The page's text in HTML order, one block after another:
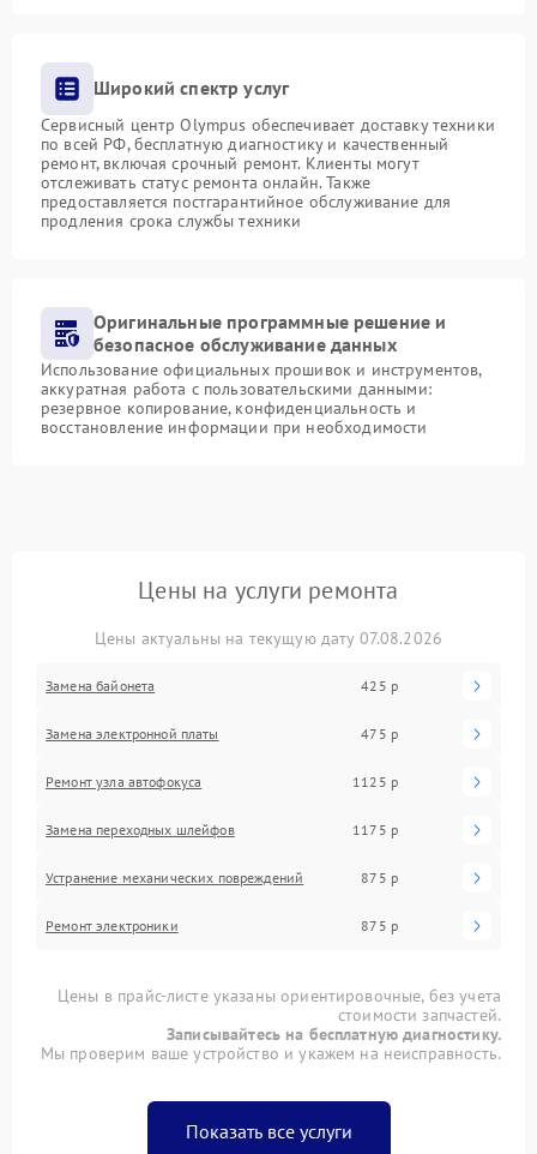
Широкий спектр услуг
Сервисный центр Olympus обеспечивает доставку техники
по всей РФ, бесплатную диагностику и качественный
ремонт, включая срочный ремонт. Клиенты могут
отслеживать статус ремонта онлайн. Также
предоставляется постгарантийное обслуживание для
продления срока службы техники
Оригинальные программные решение и
безопасное обслуживание данных
Использование официальных прошивок и инструментов,
аккуратная работа с пользовательскими данными:
резервное копирование, конфиденциальность и
восстановление информации при необходимости
Цены на услуги ремонта
Цены актуальны на текущую дату 07.08.2026
Замена байонета 425 р
Замена электронной платы 475 р
Ремонт узла автофокуса 1125 р
Замена переходных шлейфов 1175 р
Устранение механических повреждений 875 р
Ремонт электроники 875 р
Цены в прайс-листе указаны ориентировочные, без учета
стоимости запчастей.
Записывайтесь на бесплатную диагностику.
Мы проверим ваше устройство и укажем на неисправность.
Показать все услуги